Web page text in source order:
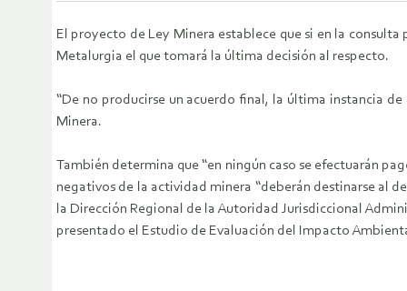
El proyecto de Ley Minera establece que si en la
Metalurgia el que tomará la última decisión al respecto.
“De no producirse un acuerdo final, la última instancia
Minera.
También determina que “en ningún caso se efectuarán
negativos de la actividad minera “deberán destinarse al
la Dirección Regional de la Autoridad Jurisdiccional
presentado el Estudio de Evaluación del Impacto